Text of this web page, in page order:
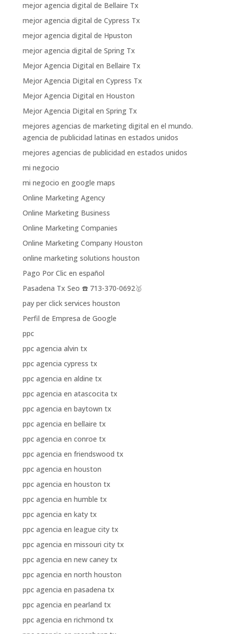
mejor agencia digital de Bellaire Tx
mejor agencia digital de Cypress Tx
mejor agencia digital de Hpuston
mejor agencia digital de Spring Tx
Mejor Agencia Digital en Bellaire Tx
Mejor Agencia Digital en Cypress Tx
Mejor Agencia Digital en Houston
Mejor Agencia Digital en Spring Tx
mejores agencias de marketing digital en el mundo.
agencia de publicidad latinas en estados unidos
mejores agencias de publicidad en estados unidos
mi negocio
mi negocio en google maps
Online Marketing Agency
Online Marketing Business
Online Marketing Companies
Online Marketing Company Houston
online marketing solutions houston
Pago Por Clic en español
Pasadena Tx Seo ☎️ 713-370-0692🥇
pay per click services houston
Perfil de Empresa de Google
ppc
ppc agencia alvin tx
ppc agencia cypress tx
ppc agencia en aldine tx
ppc agencia en atascocita tx
ppc agencia en baytown tx
ppc agencia en bellaire tx
ppc agencia en conroe tx
ppc agencia en friendswood tx
ppc agencia en houston
ppc agencia en houston tx
ppc agencia en humble tx
ppc agencia en katy tx
ppc agencia en league city tx
ppc agencia en missouri city tx
ppc agencia en new caney tx
ppc agencia en north houston
ppc agencia en pasadena tx
ppc agencia en pearland tx
ppc agencia en richmond tx